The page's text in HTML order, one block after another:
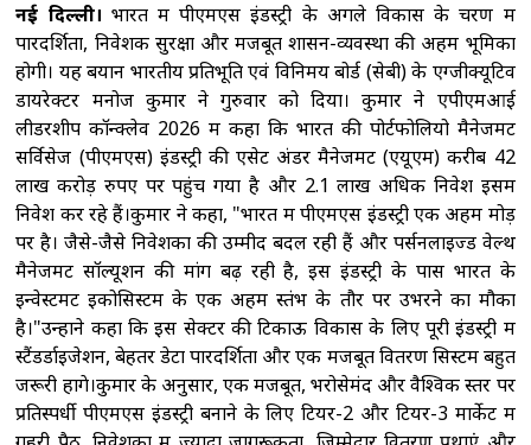
नई दिल्ली। भारत में पीएमएस इंडस्ट्री के अगले विकास के चरण में
पारदर्शिता, निवेशक सुरक्षा और मजबूत शासन-व्यवस्था की अहम भूमिका
होगी। यह बयान भारतीय प्रतिभूति एवं विनिमय बोर्ड (सेबी) के एग्जीक्यूटिव
डायरेक्टर मनोज कुमार ने गुरुवार को दिया। कुमार ने एपीएमआई
लीडरशीप कॉन्क्लेव 2026 में कहा कि भारत की पोर्टफोलियो मैनेजमेंट
सर्विसेज (पीएमएस) इंडस्ट्री की एसेट अंडर मैनेजमेंट (एयूएम) करीब 42
लाख करोड़ रुपए पर पहुंच गया है और 2.1 लाख अधिक निवेश इसमें
निवेश कर रहे हैं।कुमार ने कहा, "भारत में पीएमएस इंडस्ट्री एक अहम मोड़
पर है। जैसे-जैसे निवेशकों की उम्मीदें बदल रही हैं और पर्सनलाइज्ड वेल्थ
मैनेजमेंट सॉल्यूशन की मांग बढ़ रही है, इस इंडस्ट्री के पास भारत के
इन्वेस्टमेंट इकोसिस्टम के एक अहम स्तंभ के तौर पर उभरने का मौका
है।"उन्होंने कहा कि इस सेक्टर की टिकाऊ विकास के लिए पूरी इंडस्ट्री में
स्टैंडर्डाइजेशन, बेहतर डेटा पारदर्शिता और एक मजबूत वितरण सिस्टम बहुत
जरूरी होंगे।कुमार के अनुसार, एक मजबूत, भरोसेमंद और वैश्विक स्तर पर
प्रतिस्पर्धी पीएमएस इंडस्ट्री बनाने के लिए टियर-2 और टियर-3 मार्केट में